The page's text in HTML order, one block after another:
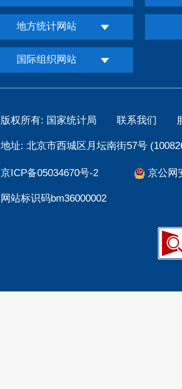
地方统计网站
国际组织网站
版权所有: 国家统计局 联系我们
地址: 北京市西城区月坛南街57号
京ICP备05034670号-2 京公网
网站标识码bm36000002